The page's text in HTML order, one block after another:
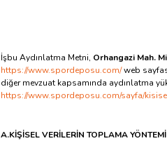
İşbu Aydınlatma Metni, Orhangazi Mah.
https://www.spordeposu.com/web
diğer mevzuat kapsamında aydınlatma
https://www.spordeposu.com/sayfa/
A.KİŞİSEL VERİLERİN TOPLAMA